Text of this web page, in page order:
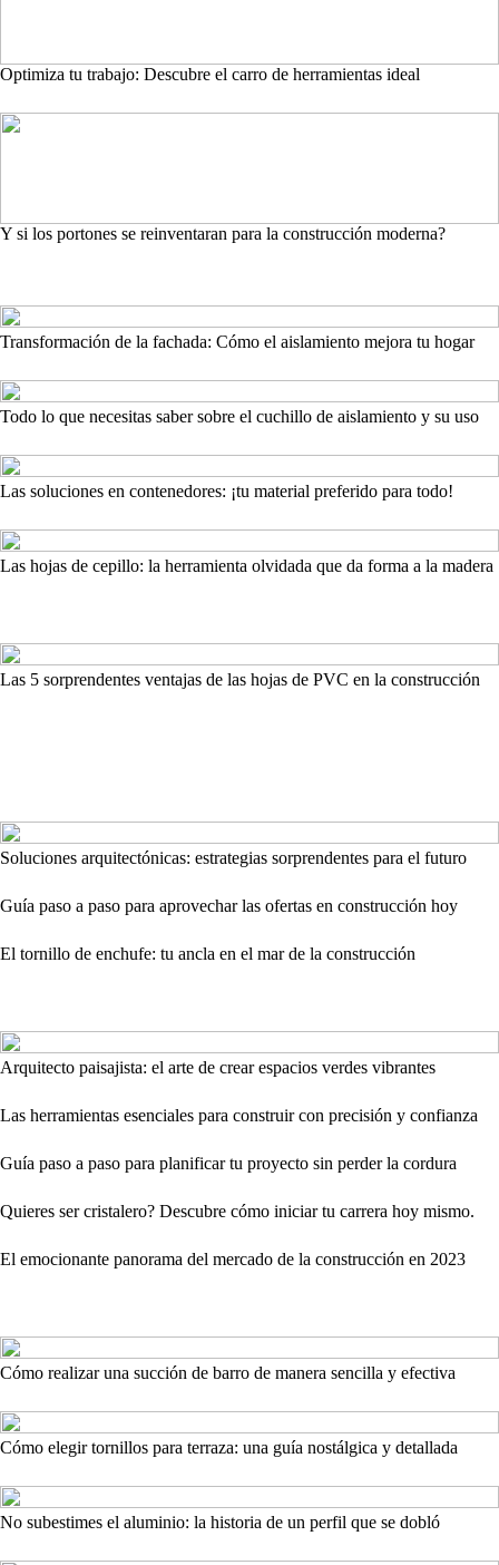
Optimiza tu trabajo: Descubre el carro de herramientas ideal
Y si los portones se reinventaran para la construcción moderna?
Transformación de la fachada: Cómo el aislamiento mejora tu hogar
Todo lo que necesitas saber sobre el cuchillo de aislamiento y su uso
Las soluciones en contenedores: ¡tu material preferido para todo!
Las hojas de cepillo: la herramienta olvidada que da forma a la madera
Las 5 sorprendentes ventajas de las hojas de PVC en la construcción
Soluciones arquitectónicas: estrategias sorprendentes para el futuro
Guía paso a paso para aprovechar las ofertas en construcción hoy
El tornillo de enchufe: tu ancla en el mar de la construcción
Arquitecto paisajista: el arte de crear espacios verdes vibrantes
Las herramientas esenciales para construir con precisión y confianza
Guía paso a paso para planificar tu proyecto sin perder la cordura
Quieres ser cristalero? Descubre cómo iniciar tu carrera hoy mismo.
El emocionante panorama del mercado de la construcción en 2023
Cómo realizar una succión de barro de manera sencilla y efectiva
Cómo elegir tornillos para terraza: una guía nostálgica y detallada
No subestimes el aluminio: la historia de un perfil que se dobló